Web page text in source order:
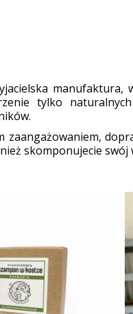
tylko
zaangażowaniem,
skomponujecie swój